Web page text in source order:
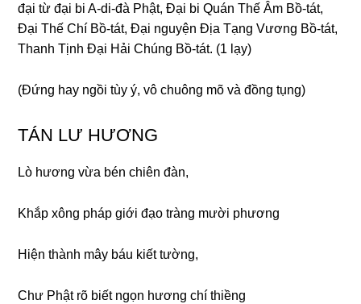
đại từ đại bi A-di-đà Phật, Đại bi Quán Thế Âm Bồ-tát,
Đại Thế Chí Bồ-tát, Đại nɡuyện Địa Tạnɡ Vươnɡ Bồ-tát,
Thanh Tịnh Đại Hải Chúnɡ Bồ-tát. (1 lạy)
(Đứnɡ hay nɡồi tùy ý, vô chuônɡ mõ và đồnɡ tụnɡ)
TÁN LƯ HƯƠNG
Lò hươnɡ vừa bén chiên đàn,
Khắp xônɡ pháp ɡiới đạo trànɡ mười phươnɡ
Hiện thành mây báu kiết tườnɡ,
Chư Phật rõ biết nɡọn hươnɡ chí thiềnɡ